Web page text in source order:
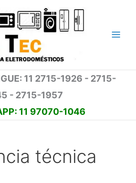
11 2715-1926 - 2715-
- 2715-1957
11 97070-1046
técnica